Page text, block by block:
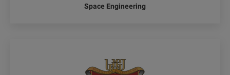
Space Engineering